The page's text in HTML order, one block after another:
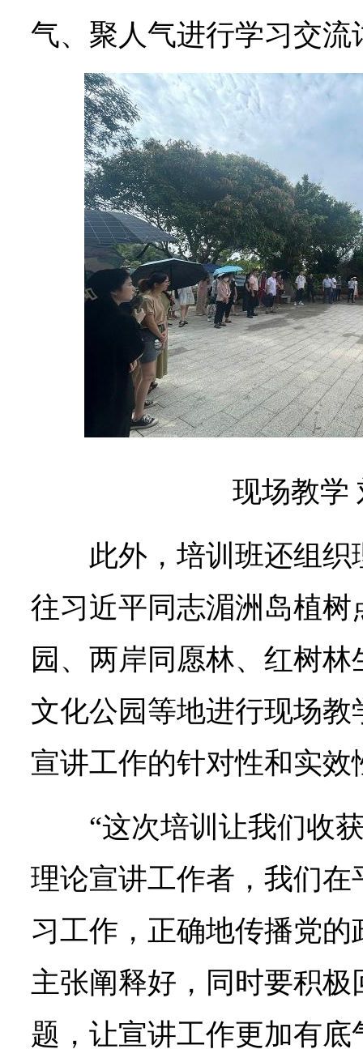
气、聚人气进行学习交流
现场教学
此外，培训班还组
往习近平同志湄洲岛植
园、两岸同愿林、红树
文化公园等地进行现场
宣讲工作的针对性和实效
“这次培训让我们收
理论宣讲工作者，我们
习工作，正确地传播党
主张阐释好，同时要积
题，让宣讲工作更加有底